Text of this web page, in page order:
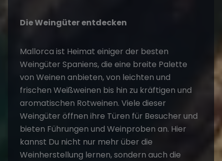
Die Weingüter entdecken
Mallorca ist Heimat einiger der besten
Weingüter Spaniens, die eine breite Palette
von Weinen anbieten, von leichten und
frischen Weißweinen bis hin zu kräftigen und
aromatischen Rotweinen. Viele dieser
Weingüter öffnen ihre Türen für Besucher und
bieten Führungen und Weinproben an. Hier
kannst Du nicht nur mehr über die
Weinherstellung lernen, sondern auch die